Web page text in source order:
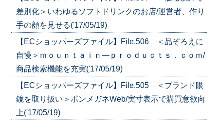
差別化＞いわゆるソフトドリンクのお店/運営者、作り
手の顔を見せる('17/05/19)
【ECショッパーズファイル】File.506 ＜品ぞろえに
自慢＞ｍｏｕｎｔａｉｎ―ｐｒｏｄｕｃｔｓ．ｃｏｍ/
商品検索機能を充実('17/05/19)
【ECショッパーズファイル】File.505 ＜ブランド眼
鏡を取り扱い＞ポンメガネWeb/実寸表示で購買意欲向
上('17/05/19)